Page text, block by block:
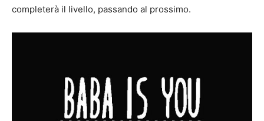
completerà il livello, passando al prossimo.